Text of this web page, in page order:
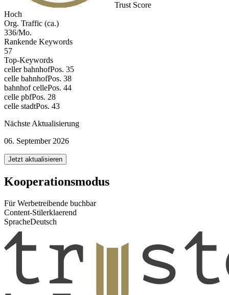
Trust Score
Hoch
Org. Traffic (ca.)
336/Mo.
Rankende Keywords
57
Top-Keywords
celler bahnhofPos. 35
celle bahnhofPos. 38
bahnhof cellePos. 44
celle pbfPos. 28
celle stadtPos. 43
Nächste Aktualisierung
06. September 2026
Jetzt aktualisieren
Kooperationsmodus
Für Werbetreibende buchbar
Content-Stilerklaerend
SpracheDeutsch